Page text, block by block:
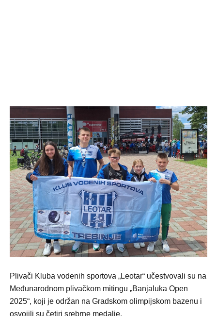
Plivači Kluba vodenih sportova „Leotar“ učestvovali su na
Međunarodnom plivačkom mitingu „Banjaluka Open
2025“, koji je održan na Gradskom olimpijskom bazenu i
osvojili su četiri srebrne medalje.